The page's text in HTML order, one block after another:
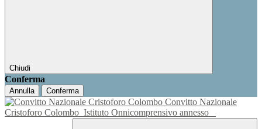
Chiudi
Conferma
Annulla Conferma
Convitto Nazionale
Cristoforo Colombo Istituto Onnicomprensivo annesso